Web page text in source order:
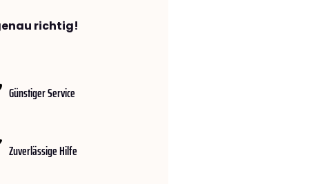
richtig!
Günstiger Service
Zuverlässige Hilfe